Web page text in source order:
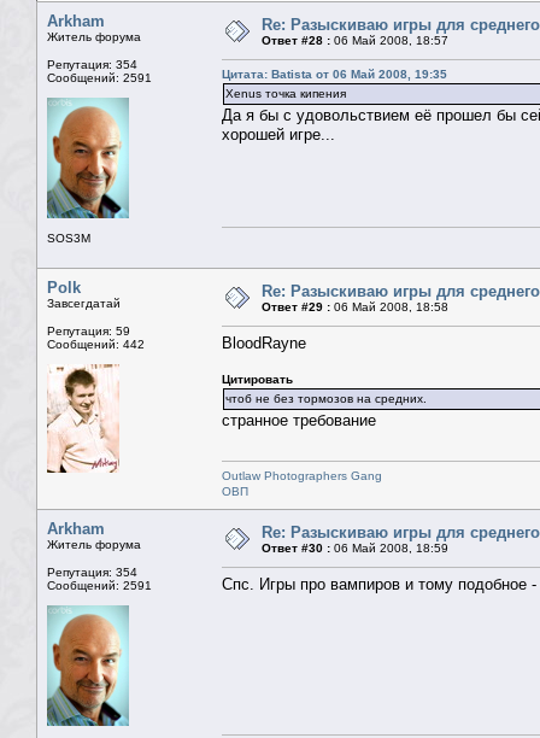
Arkham
Житель форума
Репутация: 354
Сообщений: 2591
SOS3M
Re: Разыскиваю игры для
Ответ #28 : 06 Май 2008, 18:57
Цитата: Batista от 06 Май 2008, 19:35
Xenus точка кипения
Да я бы с удовольствием её прошел бы
хорошей игре...
Polk
Завсегдатай
Репутация: 59
Сообщений: 442
Re: Разыскиваю игры для
Ответ #29 : 06 Май 2008, 18:58
BloodRayne
Цитировать
чтоб не без тормозов на средних.
странное требование
Outlaw Photographers Gang
ОВП
Arkham
Житель форума
Репутация: 354
Сообщений: 2591
Re: Разыскиваю игры для
Ответ #30 : 06 Май 2008, 18:59
Спс. Игры про вампиров и тому подобное